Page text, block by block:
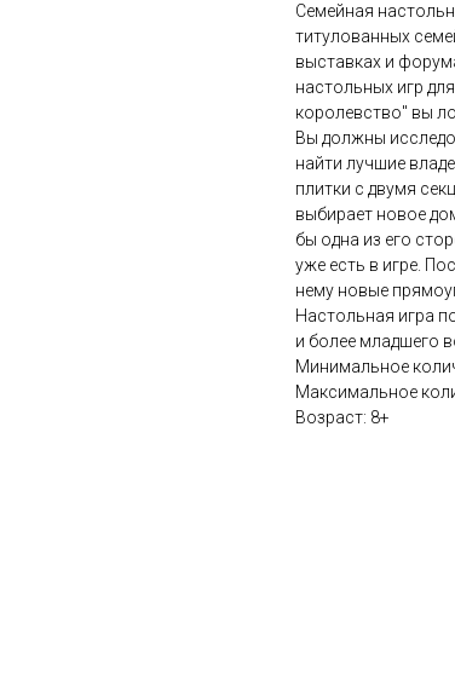
Семейная
титулованных
выставках и
настольных игр
королевство" вы
Вы должны
найти лучшие
плитки с двумя
выбирает новое
бы одна из его
уже есть в игре.
нему новые
Настольная игра
и более младшего
Минимальное
Максимальное
Возраст: 8+